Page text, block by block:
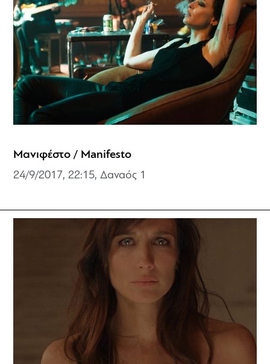
Μανιφέστο / Manifesto
24/9/2017, 22:15, Δαναός 1